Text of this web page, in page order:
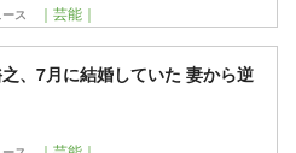
ス ｜芸能｜
、7月に結婚していた 妻から逆